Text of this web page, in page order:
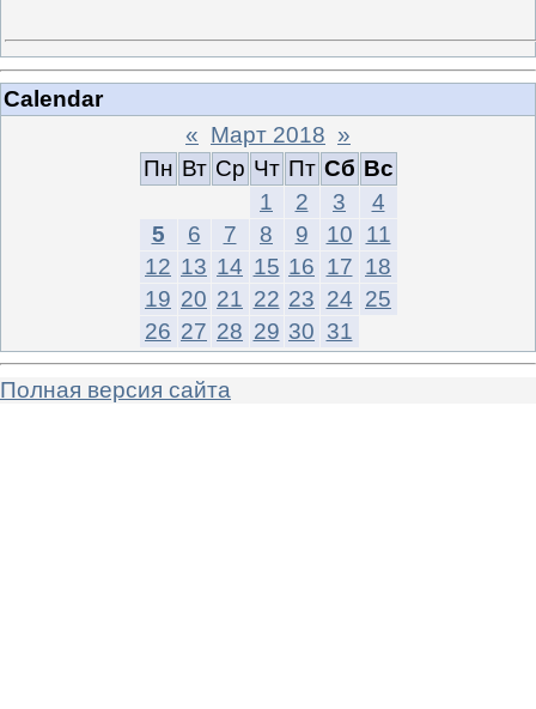
Calendar
« Март 2018 »
Пн Вт Ср Чт Пт Сб Вс
1
2 3
4
5
6 7 8 9 10
11
12 13 14 15 16 17 18
19 20 21 22 23 24 25
26 27 28 29 30 31
Полная версия сайта